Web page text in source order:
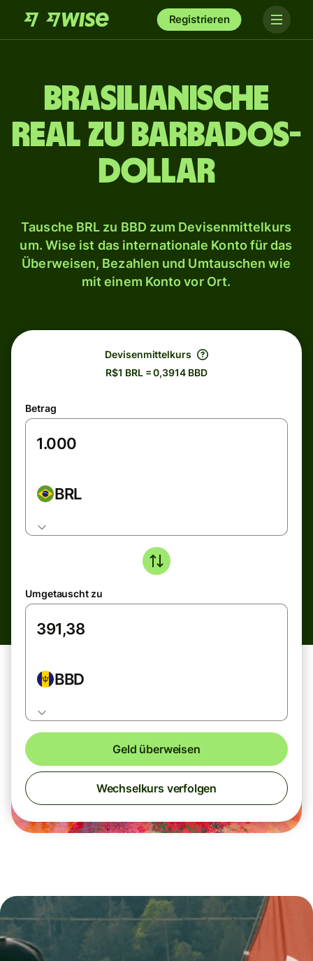
Registrieren
Brasilianische
Real zu Barbados-
Dollar
Tausche BRL zu BBD zum Devisenmittelkurs
um. Wise ist das internationale Konto für das
Überweisen, Bezahlen und Umtauschen wie
mit einem Konto vor Ort.
Devisenmittelkurs
R$1 BRL = 0,3914 BBD
Betrag
BRL
Umgetauscht zu
BBD
Geld überweisen
Wechselkurs verfolgen